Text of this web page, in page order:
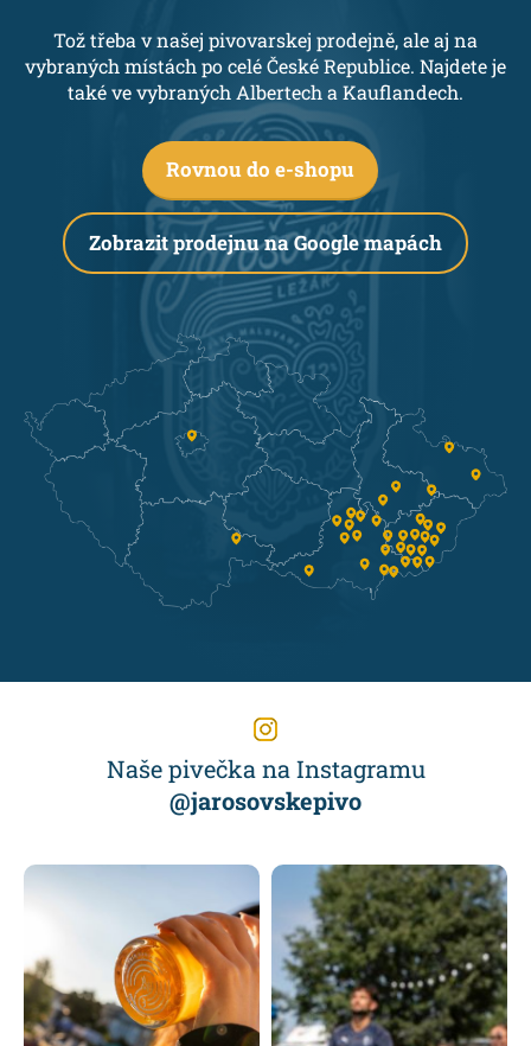
Tož třeba v našej pivovarskej prodejně, ale aj na
vybraných místách po celé České Republice. Najdete je
také ve vybraných Albertech a Kauflandech.
Rovnou do e-shopu
Zobrazit prodejnu na Google mapách
Naše pivečka na Instagramu
@jarosovskepivo